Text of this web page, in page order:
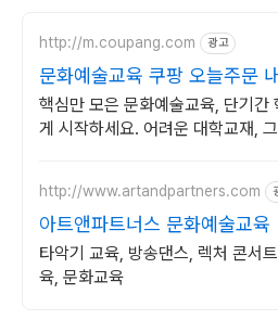
http://m.coupang.com 광고
문화예술교육 쿠팡 오늘주문
핵심만 모은 문화예술교육, 단기간
게 시작하세요. 어려운 대학교재,
http://www.artandpartners.com
아트앤파트너스 문화예술교육
타악기 교육, 방송댄스, 렉처 콘서
육, 문화교육